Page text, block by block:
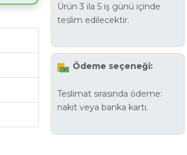
Ürün 3 ila 5 iş günü içinde
teslim edilecektir.
Ödeme seçeneği:
Teslimat sırasında ödeme:
nakit veya banka kartı.